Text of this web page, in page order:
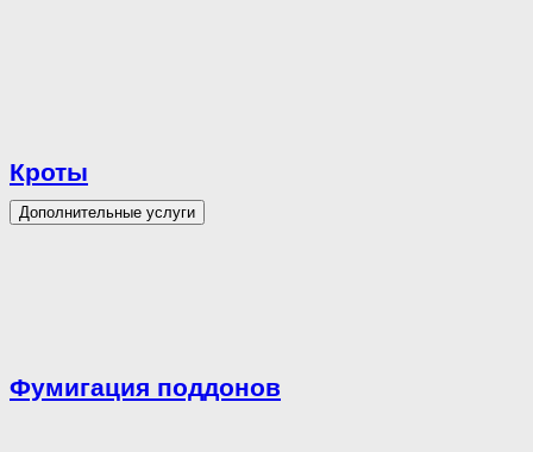
Кроты
Дополнительные услуги
Фумигация поддонов